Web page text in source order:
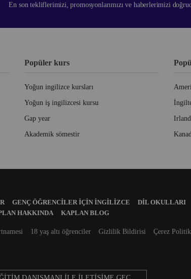
En son tekliflerimizi, promosyonlarımızı ve haberlerimizi
Popüler kurs
Yoğun ingilizce kursları
Yoğun iş ingilizcesi kursu
Gap year
Akademik sömestir
GENÇ ÖĞRENCILER İÇIN İNGILIZCE
DIL OKULLARI
HAKKINDA KAPLAN BLOG
18 yaş altı öğrenciler Gizlilik Bildirisi Çerez